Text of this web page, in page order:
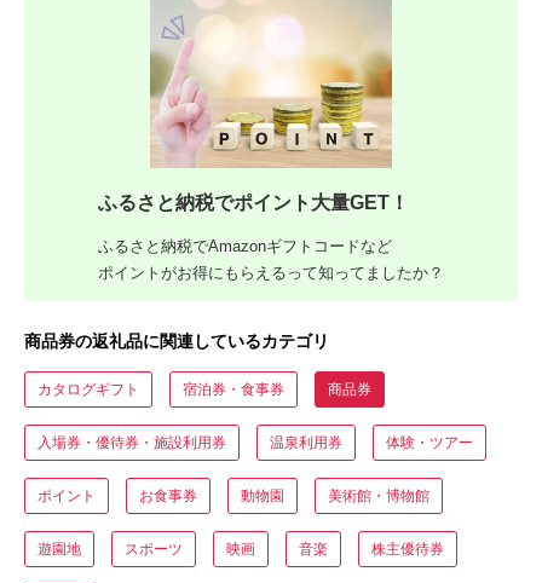
ふるさと納税でポイント大量GET！
ふるさと納税でAmazonギフトコードなど
ポイントがお得にもらえるって知ってましたか？
商品券の返礼品に関連しているカテゴリ
カタログギフト 宿泊券・食事券 商品券
入場券・優待券・施設利用券 温泉利用券 体験・ツアー
ポイント お食事券 動物園 美術館・博物館
遊園地 スポーツ 映画 音楽 株主優待券